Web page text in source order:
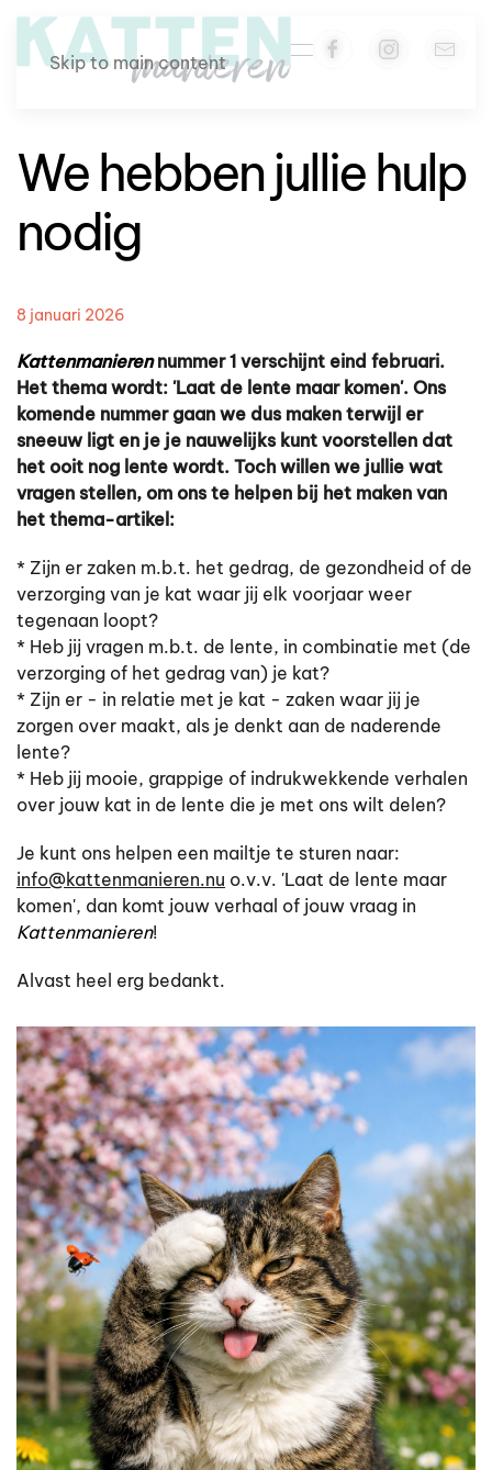
Skip to main content
We hebben jullie hulp
nodig
8 januari 2026
Kattenmanierennummer 1 verschijnt eind februari.
Het thema wordt: 'Laat de lente maar komen'. Ons
komende nummer gaan we dus maken terwijl er
sneeuw ligt en je je nauwelijks kunt voorstellen dat
het ooit nog lente wordt. Toch willen we jullie wat
vragen stellen, om ons te helpen bij het maken van
het thema-artikel:
* Zijn er zaken m.b.t. het gedrag, de gezondheid of de
verzorging van je kat waar jij elk voorjaar weer
tegenaan loopt?
* Heb jij vragen m.b.t. de lente, in combinatie met (de
verzorging of het gedrag van) je kat?
* Zijn er - in relatie met je kat - zaken waar jij je
zorgen over maakt, als je denkt aan de naderende
lente?
* Heb jij mooie, grappige of indrukwekkende verhalen
over jouw kat in de lente die je met ons wilt delen?
Je kunt ons helpen een mailtje te sturen naar:
info@kattenmanieren.nu o.v.v. 'Laat de lente maar
komen', dan komt jouw verhaal of jouw vraag in
Kattenmanieren!
Alvast heel erg bedankt.